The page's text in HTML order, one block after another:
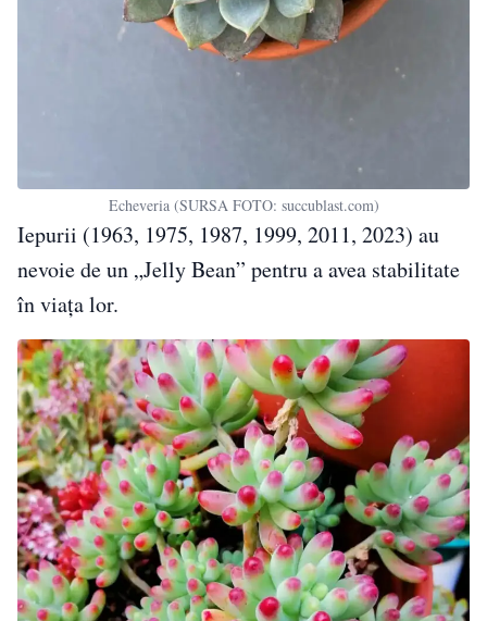
Echeveria (SURSA FOTO: succublast.com)
Iepurii (1963, 1975, 1987, 1999, 2011, 2023) au
nevoie de un „Jelly Bean” pentru a avea stabilitate
în viața lor.